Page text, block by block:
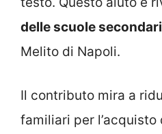
delle scuole
Melito di Napoli.
Il contributo mira a
familiari per